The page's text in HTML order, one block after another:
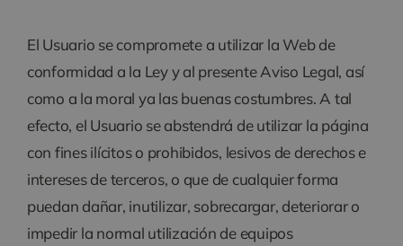
El Usuario se compromete a utilizar la Web de
conformidad a la Ley y al presente Aviso Legal, así
como a la moral ya las buenas costumbres. A tal
efecto, el Usuario se abstendrá de utilizar la página
con fines ilícitos o prohibidos, lesivos de derechos e
intereses de terceros, o que de cualquier forma
puedan dañar, inutilizar, sobrecargar, deteriorar o
impedir la normal utilización de equipos